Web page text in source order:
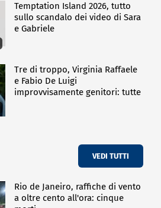
Temptation Island 2026, tutto
sullo scandalo dei video di Sara
e Gabriele
Tre di troppo, Virginia Raffaele
e Fabio De Luigi
improvvisamente genitori: tutte
VEDI TUTTI
Rio de Janeiro, raffiche di vento
a oltre cento all'ora: cinque